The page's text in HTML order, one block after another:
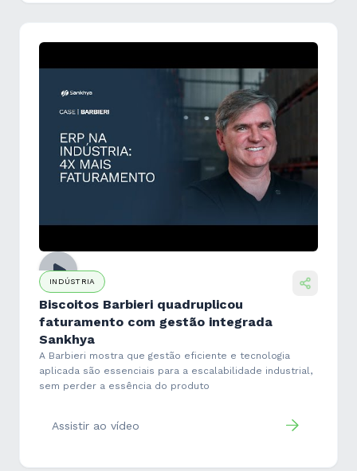
INDÚSTRIA
Biscoitos Barbieri quadruplicou
faturamento com gestão integrada
Sankhya
A Barbieri mostra que gestão eficiente e tecnologia
aplicada são essenciais para a escalabilidade industrial,
sem perder a essência do produto
Assistir ao vídeo